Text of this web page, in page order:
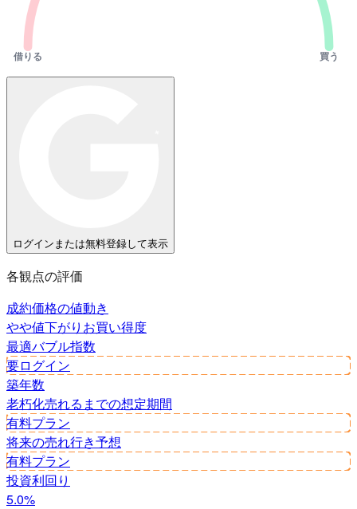
借りる 買う
ログインまたは無料登録して表示
各観点の評価
成約価格の値動き
やや値下がり お買い得度
最適バブル指数
要ログイン
築年数
老朽化売れるまでの想定期間
有料プラン
将来の売れ行き予想
有料プラン
投資利回り
5.0%